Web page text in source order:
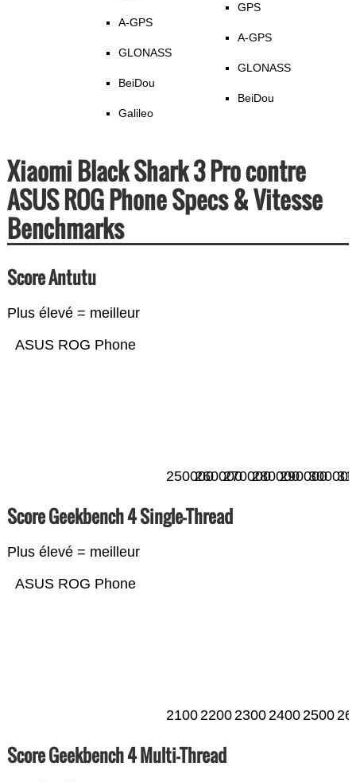
A-GPS
GLONASS
BeiDou
Galileo
GPS
A-GPS
GLONASS
BeiDou
Xiaomi Black Shark 3 Pro contre
ASUS ROG Phone Specs & Vitesse
Benchmarks
Score Antutu
Plus élevé = meilleur
ASUS ROG Phone
250000260000270000280000290000300000
Score Geekbench 4 Single-Thread
Plus élevé = meilleur
ASUS ROG Phone
21002200230024002500
Score Geekbench 4 Multi-Thread